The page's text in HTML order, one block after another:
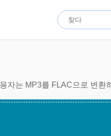
자는 MP3를 FLAC으로 변환